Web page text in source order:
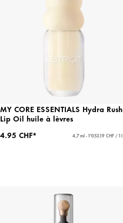
MY CORE ESSENTIALS Hydra Rush
Lip Oil huile à lèvres
4.95 CHF*
4,7 ml - 1'053.19 CHF / 1 l